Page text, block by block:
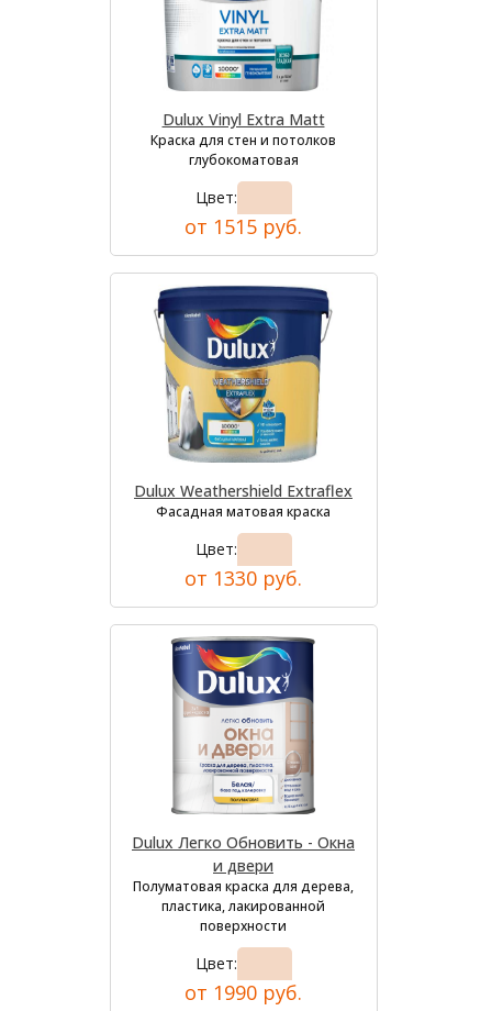
Dulux Vinyl Extra Matt
Краска для стен и потолков
глубокоматовая
Цвет:
от 1515 руб.
Dulux Weathershield Extraflex
Фасадная матовая краска
Цвет:
от 1330 руб.
Dulux Легко Обновить - Окна
и двери
Полуматовая краска для дерева,
пластика, лакированной
поверхности
Цвет:
от 1990 руб.